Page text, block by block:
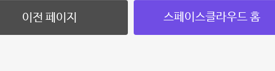
이전 페이지 스페이스클라우드 홈